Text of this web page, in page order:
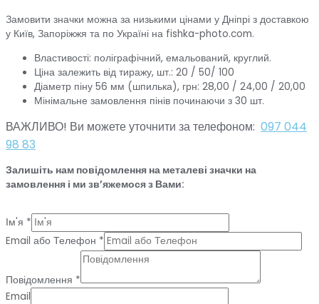
Замовити значки можна за низькими цінами у Дніпрі з доставкою
у Київ, Запоріжжя та по Україні на fishka-photo.com.
Властивості: поліграфічний, емальований, круглий.
Ціна залежить від тиражу, шт.: 20 / 50/ 100
Діаметр піну 56 мм (шпилька), грн: 28,00 / 24,00 / 20,00
Мінімальне замовлення пінів починаючи з 30 шт.
ВАЖЛИВО! Ви можете уточнити за телефоном: 097 044
98 83
Залишіть нам повідомлення на металеві значки на
замовлення і ми зв’яжемося з Вами:
Ім'я *
Email або Телефон *
Повідомлення *
Email